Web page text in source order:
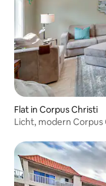
Flat in Corpus Christi
Licht, modern